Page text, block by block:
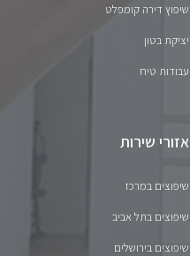
שיפוץ דירה קומפלט
יציקת בטון
עבודות טיח
אזורי שירות
שיפוצים במרכז
שיפוצים בתל אביב
שיפוצים בירושלים